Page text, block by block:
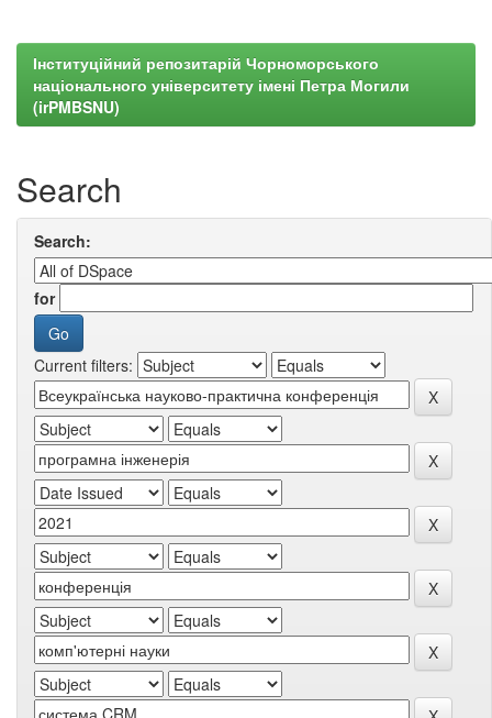
Інституційний репозитарій Чорноморського
національного університету імені Петра Могили
(irPMBSNU)
Search
Search:
for
Current filters: